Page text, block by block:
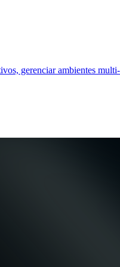
gerenciar ambientes